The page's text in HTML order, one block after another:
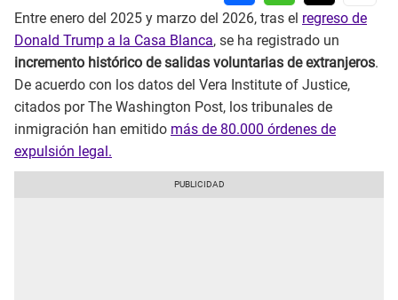
Entre enero del 2025 y marzo del 2026, tras el regreso de
Donald Trump a la Casa Blanca, se ha registrado un
incremento histórico de salidas voluntarias de extranjeros.
De acuerdo con los datos del Vera Institute of Justice,
citados por The Washington Post, los tribunales de
inmigración han emitido más de 80.000 órdenes de
expulsión legal.